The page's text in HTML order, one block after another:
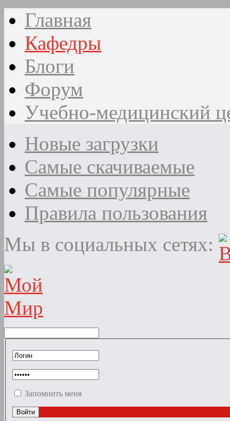
Главная
Кафедры
Блоги
Форум
Учебно-медицинский
Новые загрузки
Самые скачиваемые
Самые популярные
Правила пользования
Мы в социальных сетях:
Запомнить меня